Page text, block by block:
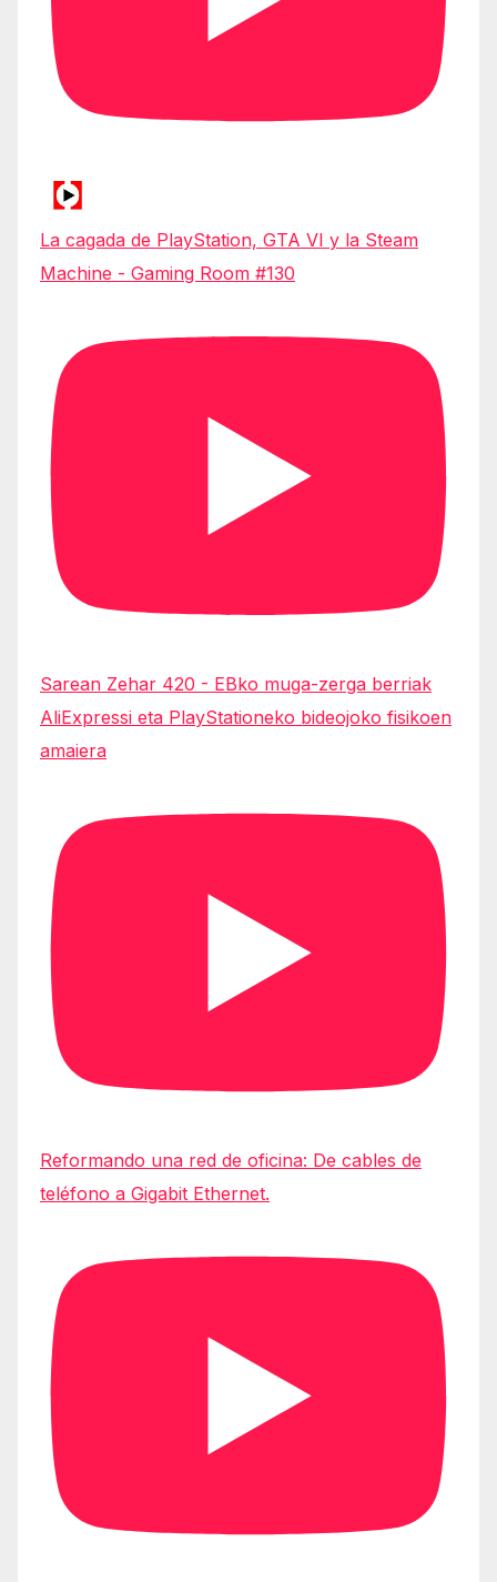
La cagada de PlayStation, GTA VI y la Steam
Machine - Gaming Room #130
Sarean Zehar 420 - EBko muga-zerga berriak
AliExpressi eta PlayStationeko bideojoko fisikoen
amaiera
Reformando una red de oficina: De cables de
teléfono a Gigabit Ethernet.